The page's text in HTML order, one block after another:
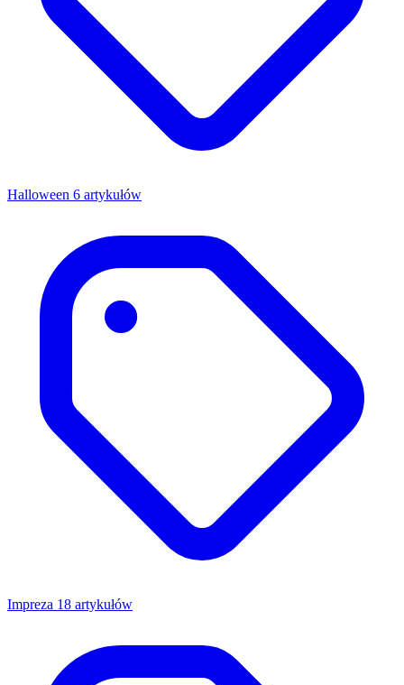
Halloween 6 artykułów
Impreza 18 artykułów